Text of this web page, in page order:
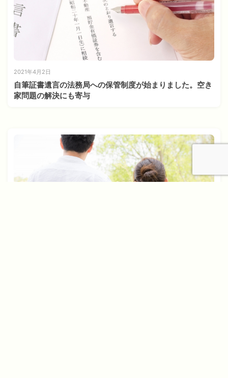
2021年4月2日
自筆証書遺言の法務局への保管制度が始まりました。空き
家問題の解決にも寄与